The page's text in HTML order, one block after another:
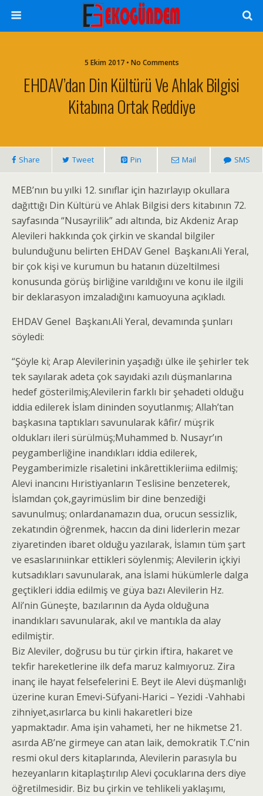
5 Ekim 2017 • No Comments
EHDAV’dan Din Kültürü Ve Ahlak Bilgisi
Kitabına Ortak Reddiye
Share Tweet Pin Mail SMS
MEB’nın bu yılki 12. sınıflar için hazırlayıp okullara
dağıttığı Din Kültürü ve Ahlak Bilgisi ders kitabının 72.
sayfasında “Nusayrilik” adı altında, biz Akdeniz Arap
Alevileri hakkında çok çirkin ve skandal bilgiler
bulunduğunu belirten EHDAV Genel Başkanı.Ali Yeral,
bir çok kişi ve kurumun bu hatanın düzeltilmesi
konusunda görüş birliğine varıldığını ve konu ile ilgili
bir deklarasyon imzaladığını kamuoyuna açıkladı.
EHDAV Genel Başkanı.Ali Yeral, devamında şunları
söyledi:
“Şöyle ki; Arap Alevilerinin yaşadığı ülke ile şehirler tek
tek sayılarak adeta çok sayıdaki azılı düşmanlarına
hedef gösterilmiş;Alevilerin farklı bir şehadeti olduğu
iddia edilerek İslam dininden soyutlanmış; Allah’tan
başkasına taptıkları savunularak kâfir/ müşrik
oldukları ileri sürülmüş;Muhammed b. Nusayr’ın
peygamberliğine inandıkları iddia edilerek,
Peygamberimizle risaletini inkârettikleriima edilmiş;
Alevi inancını Hıristiyanların Teslisine benzeterek,
İslamdan çok,gayrimüslim bir dine benzediği
savunulmuş; onlardanamazın dua, orucun sessizlik,
zekatındin öğrenmek, haccın da dini liderlerin mezar
ziyaretinden ibaret olduğu yazılarak, İslamın tüm şart
ve esaslarınıinkar ettikleri söylenmiş; Alevilerin içkiyi
kutsadıkları savunularak, ana İslami hükümlerle dalga
geçtikleri iddia edilmiş ve güya bazı Alevilerin Hz.
Ali’nin Güneşte, bazılarının da Ayda olduğuna
inandıkları savunularak, akıl ve mantıkla da alay
edilmiştir.
Biz Aleviler, doğrusu bu tür çirkin iftira, hakaret ve
tekfir hareketlerine ilk defa maruz kalmıyoruz. Zira
inanç ile hayat felsefelerini E. Beyt ile Alevi düşmanlığı
üzerine kuran Emevi-Süfyani-Harici – Yezidi -Vahhabi
zihniyet,asırlarca bu kinli hakaretleri bize
yapmaktadır. Ama işin vahameti, her ne hikmetse 21.
asırda AB’ne girmeye can atan laik, demokratik T.C’nin
resmi okul ders kitaplarında, Alevilerin parasıyla bu
hezeyanların kitaplaştırılıp Alevi çocuklarına ders diye
öğretilmesidir. Biz bu çirkin ve tehlikeli yaklaşımı,